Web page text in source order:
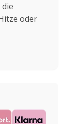
die
oder